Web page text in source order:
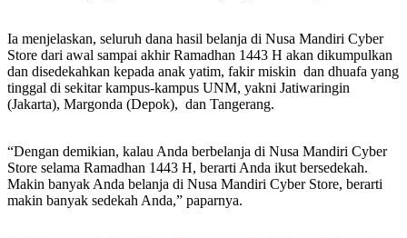
Ia menjelaskan, seluruh dana hasil belanja di Nusa Mandiri Cyber
Store dari awal sampai akhir Ramadhan 1443 H akan dikumpulkan
dan disedekahkan kepada anak yatim, fakir miskin dan dhuafa yang
tinggal di sekitar kampus-kampus UNM, yakni Jatiwaringin
(Jakarta), Margonda (Depok), dan Tangerang.
“Dengan demikian, kalau Anda berbelanja di Nusa Mandiri Cyber
Store selama Ramadhan 1443 H, berarti Anda ikut bersedekah.
Makin banyak Anda belanja di Nusa Mandiri Cyber Store, berarti
makin banyak sedekah Anda,” paparnya.